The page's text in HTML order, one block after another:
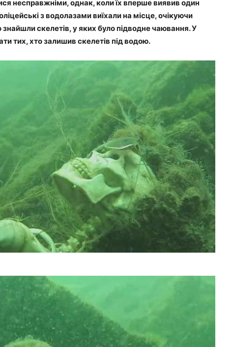
несправжніми, однак, коли їх вперше виявив один
з водолазами виїхали на місце, очікуючи
скелетів, у яких було підводне чаювання. У
тих, хто залишив скелетів під водою.